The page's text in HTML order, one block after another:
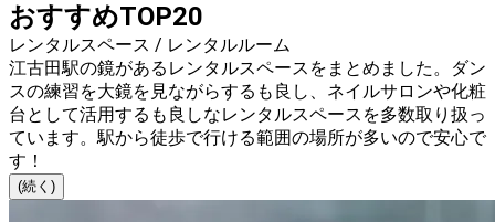
おすすめTOP20
レンタルスペース / レンタルルーム
江古田駅の鏡があるレンタルスペースをまとめました。ダン
スの練習を大鏡を見ながらするも良し、ネイルサロンや化粧
台として活用するも良しなレンタルスペースを多数取り扱っ
ています。駅から徒歩で行ける範囲の場所が多いので安心で
す！
(続く)